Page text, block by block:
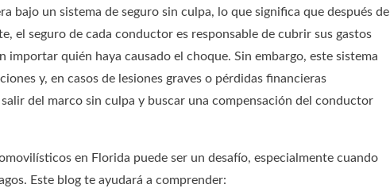
bajo un sistema de seguro sin culpa, lo que significa que después de
el seguro de cada conductor es responsable de cubrir sus gastos
importar quién haya causado el choque. Sin embargo, este sistema
y, en casos de lesiones graves o pérdidas financieras
del marco sin culpa y buscar una compensación del conductor
en Florida puede ser un desafío, especialmente cuando
Este blog te ayudará a comprender: